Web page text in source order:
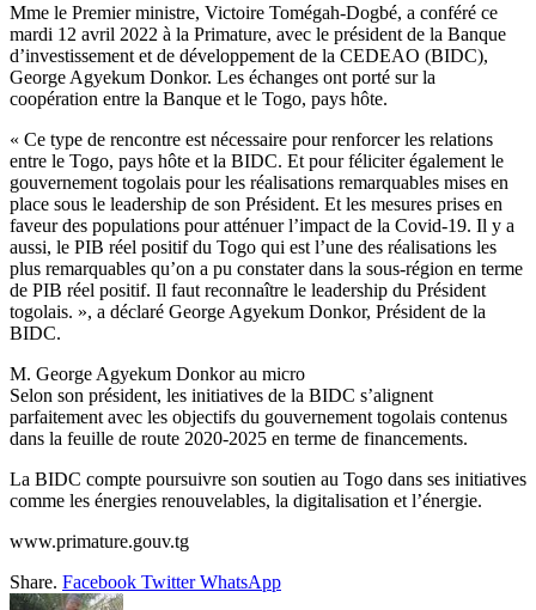
Mme le Premier ministre, Victoire Tomégah-Dogbé, a conféré ce
mardi 12 avril 2022 à la Primature, avec le président de la Banque
d’investissement et de développement de la CEDEAO (BIDC),
George Agyekum Donkor. Les échanges ont porté sur la
coopération entre la Banque et le Togo, pays hôte.
« Ce type de rencontre est nécessaire pour renforcer les relations
entre le Togo, pays hôte et la BIDC. Et pour féliciter également le
gouvernement togolais pour les réalisations remarquables mises en
place sous le leadership de son Président. Et les mesures prises en
faveur des populations pour atténuer l’impact de la Covid-19. Il y a
aussi, le PIB réel positif du Togo qui est l’une des réalisations les
plus remarquables qu’on a pu constater dans la sous-région en terme
de PIB réel positif. Il faut reconnaître le leadership du Président
togolais. », a déclaré George Agyekum Donkor, Président de la
BIDC.
M. George Agyekum Donkor au micro
Selon son président, les initiatives de la BIDC s’alignent
parfaitement avec les objectifs du gouvernement togolais contenus
dans la feuille de route 2020-2025 en terme de financements.
La BIDC compte poursuivre son soutien au Togo dans ses initiatives
comme les énergies renouvelables, la digitalisation et l’énergie.
www.primature.gouv.tg
Share. Facebook Twitter WhatsApp